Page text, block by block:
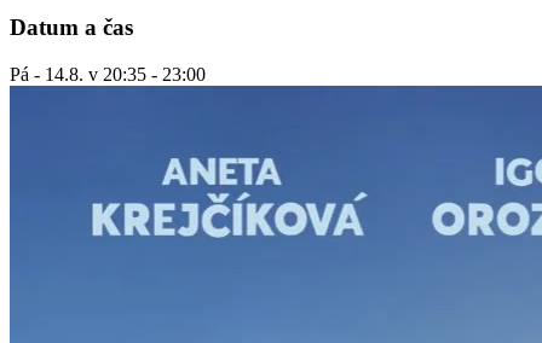
Datum a čas
Pá - 14.8. v 20:35 - 23:00